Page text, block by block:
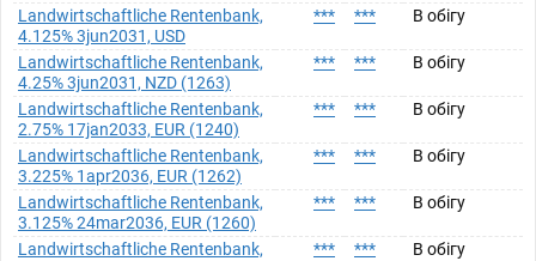
Landwirtschaftliche Rentenbank,
4.125% 3jun2031, USD
*** *** В обігу
Landwirtschaftliche Rentenbank,
4.25% 3jun2031, NZD (1263)
*** *** В обігу
Landwirtschaftliche Rentenbank,
2.75% 17jan2033, EUR (1240)
*** *** В обігу
Landwirtschaftliche Rentenbank,
3.225% 1apr2036, EUR (1262)
*** *** В обігу
Landwirtschaftliche Rentenbank,
3.125% 24mar2036, EUR (1260)
*** *** В обігу
Landwirtschaftliche Rentenbank,
*** *** В обігу